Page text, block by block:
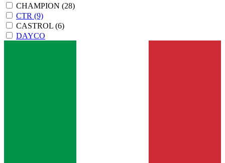
CHAMPION (28)
CTR (9)
CASTROL (6)
DAYCO